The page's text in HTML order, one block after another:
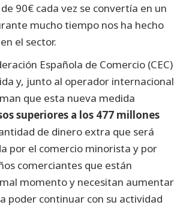
90€ cada vez se convertía en un
mucho tiempo nos ha hecho
el sector.
Española de Comercio (CEC)
y, junto al operador internacional
que esta nueva medida
superiores a los 477 millones
de dinero extra que será
por el comercio minorista y por
comerciantes que están
momento y necesitan aumentar
poder continuar con su actividad